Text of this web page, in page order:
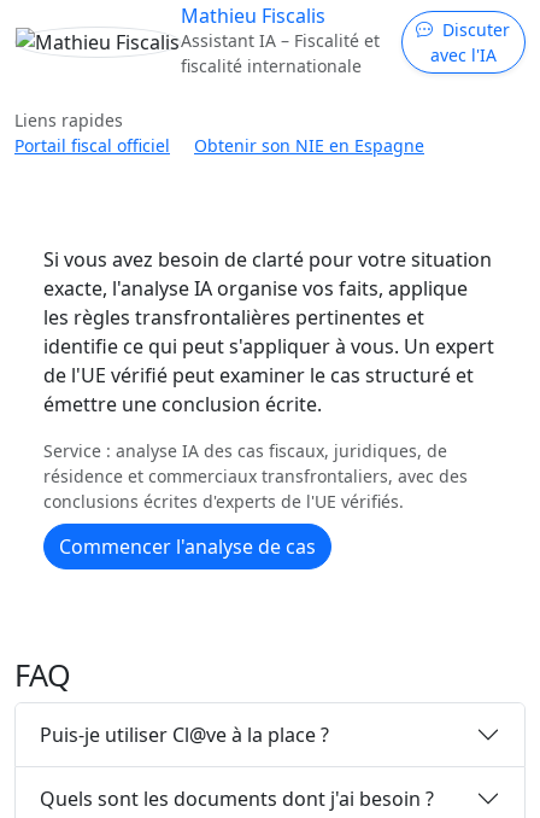
Mathieu Fiscalis
Assistant IA – Fiscalité et
fiscalité internationale
Discuter
avec l'IA
Liens rapides
Portail fiscal officiel
Obtenir son NIE en Espagne
Si vous avez besoin de clarté pour votre situation
exacte, l'analyse IA organise vos faits, applique
les règles transfrontalières pertinentes et
identifie ce qui peut s'appliquer à vous. Un expert
de l'UE vérifié peut examiner le cas structuré et
émettre une conclusion écrite.
Service : analyse IA des cas fiscaux, juridiques, de
résidence et commerciaux transfrontaliers, avec des
conclusions écrites d'experts de l'UE vérifiés.
Commencer l'analyse de cas
FAQ
Puis-je utiliser Cl@ve à la place ?
Quels sont les documents dont j'ai besoin ?